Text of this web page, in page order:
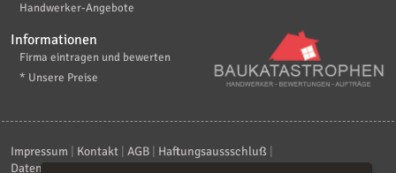
Handwerker-Angebote
Informationen
Firma eintragen und bewerten
* Unsere Preise
Impressum Kontakt AGB Haftungsaussschluß
Datenschutzerklärung